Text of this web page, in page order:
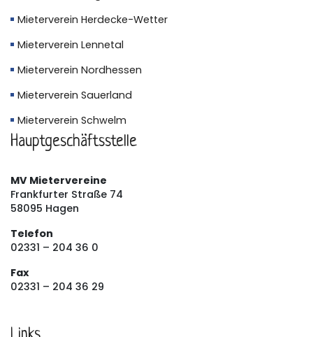
Mieterverein Herdecke-Wetter
Mieterverein Lennetal
Mieterverein Nordhessen
Mieterverein Sauerland
Mieterverein Schwelm
Hauptgeschäftsstelle
MV Mietervereine
Frankfurter Straße 74
58095 Hagen
Telefon
02331 – 204 36 0
Fax
02331 – 204 36 29